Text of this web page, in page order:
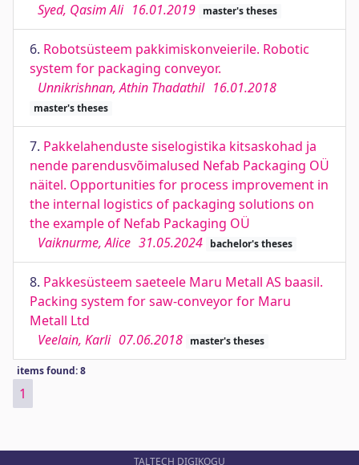
Syed, Qasim Ali 16.01.2019 master's theses
6. Robotsüsteem pakkimiskonveierile. Robotic
system for packaging conveyor.
Unnikrishnan, Athin Thadathil 16.01.2018
master's theses
7. Pakkelahenduste siselogistika kitsaskohad ja
nende parendusvõimalused Nefab Packaging OÜ
näitel. Opportunities for process improvement in
the internal logistics of packaging solutions on
the example of Nefab Packaging OÜ
Vaiknurme, Alice 31.05.2024 bachelor's theses
8. Pakkesüsteem saeteele Maru Metall AS baasil.
Packing system for saw-conveyor for Maru
Metall Ltd
Veelain, Karli 07.06.2018 master's theses
items found: 8
1
TALTECH DIGIKOGU